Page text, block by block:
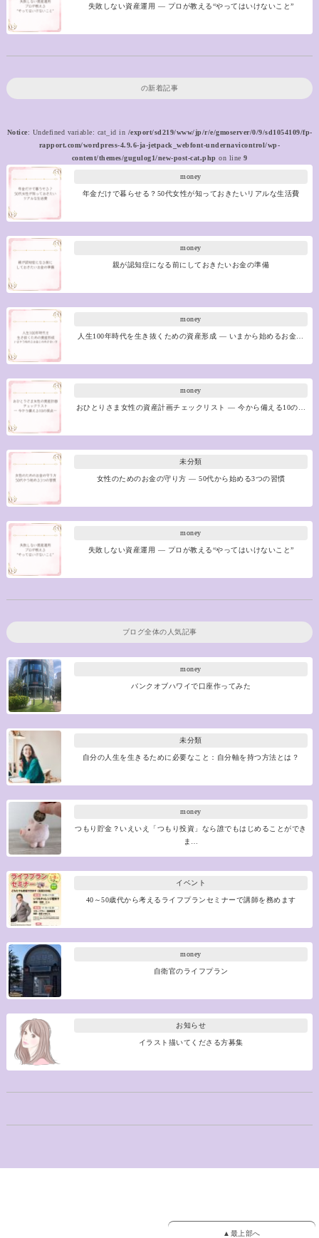
失敗しない資産運用 ― プロが教える“やってはいけないこと”
の新着記事
Notice: Undefined variable: cat_id in /export/sd219/www/jp/r/e/gmoserver/0/9/sd1054109/fp-
rapport.com/wordpress-4.9.6-ja-jetpack_webfont-undernavicontrol/wp-
content/themes/gugulog1/new-post-cat.php on line 9
money
年金だけで暮らせる？50代女性が知っておきたいリアルな生活費
money
親が認知症になる前にしておきたいお金の準備
money
人生100年時代を生き抜くための資産形成 ― いまから始めるお金…
money
おひとりさま女性の資産計画チェックリスト ― 今から備える10の…
未分類
女性のためのお金の守り方 ― 50代から始める3つの習慣
money
失敗しない資産運用 ― プロが教える“やってはいけないこと”
ブログ全体の人気記事
money
バンクオブハワイで口座作ってみた
未分類
自分の人生を生きるために必要なこと：自分軸を持つ方法とは？
money
つもり貯金？いえいえ「つもり投資」なら誰でもはじめることができ
ま…
イベント
40～50歳代から考えるライフプランセミナーで講師を務めます
money
自衛官のライフプラン
お知らせ
イラスト描いてくださる方募集
▲最上部へ